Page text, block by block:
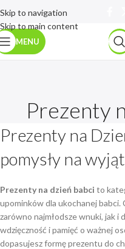
Skip to navigation
Skip to main content
MENU
Prezenty
Prezenty na
pomysły na
Prezenty na dzień babci to
upominków dla ukochanej babci.
zarówno najmłodsze wnuki, jak i
wdzięczność i pamięć o ważnej
dopasujesz formę prezentu do